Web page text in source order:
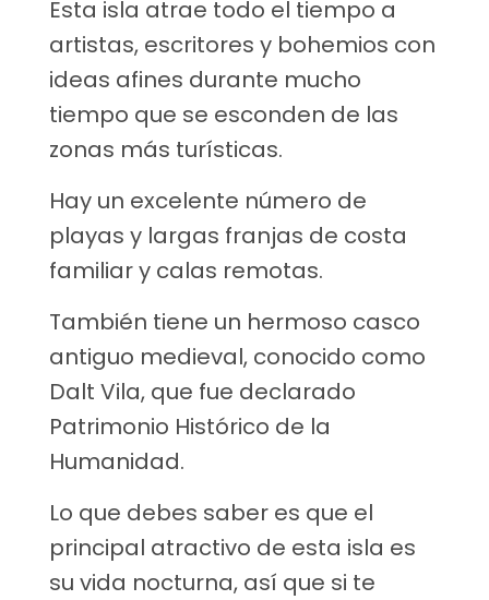
Esta isla atrae todo el tiempo a
artistas, escritores y bohemios con
ideas afines durante mucho
tiempo que se esconden de las
zonas más turísticas.
Hay un excelente número de
playas y largas franjas de costa
familiar y calas remotas.
También tiene un hermoso casco
antiguo medieval, conocido como
Dalt Vila, que fue declarado
Patrimonio Histórico de la
Humanidad.
Lo que debes saber es que el
principal atractivo de esta isla es
su vida nocturna, así que si te